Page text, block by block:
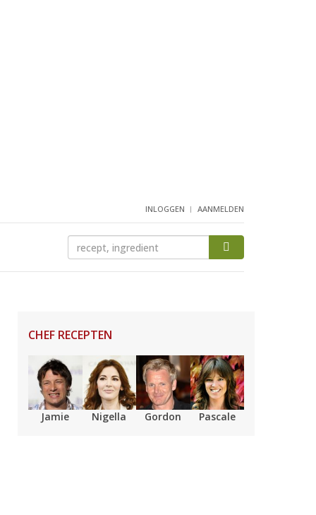
INLOGGEN AANMELDEN
CHEF RECEPTEN
Jamie Nigella Gordon Pascale